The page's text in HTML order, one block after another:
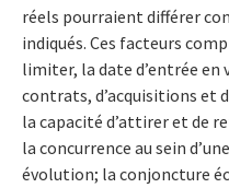
réels pourraient différer
indiqués. Ces facteurs
limiter, la date d’entrée en
contrats, d’acquisitions et
la capacité d’attirer et de
la concurrence au sein
évolution; la conjoncture